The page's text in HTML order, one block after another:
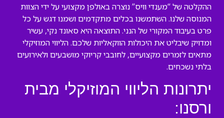
ההקלטה של “מענדי וויס” נוצרה באולפן מקצועי על ידי הצוות
המנוסה שלנו. השתמשנו בכלים מתקדמים ושמנו דגש על כל
פרט בעיבוד המקורי של הנני. התוצאה היא סאונד נקי, עשיר
ומדויק שיבליט את היכולות הווקאליות שלכם. הליווי המוזיקלי
מתאים לזמרים מקצועיים, לחובבי קריוקי מושבעים ולאירועים
בלתי נשכחים.
יתרונות הליווי המוזיקלי מבית
ורסנו: